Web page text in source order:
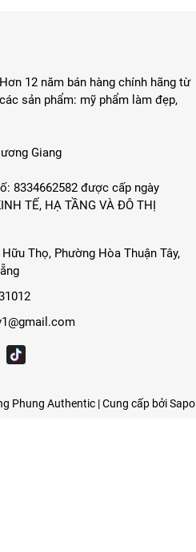
12 năm bán hàng chính hãng từ
sản phẩm: mỹ phẩm làm đẹp,
Giang
8334662582 được cấp ngày
TẾ, HẠ TẦNG VÀ ĐÔ THỊ
Thọ, Phường Hòa Thuận Tây,
Phung Authentic | Cung cấp bởiSapo